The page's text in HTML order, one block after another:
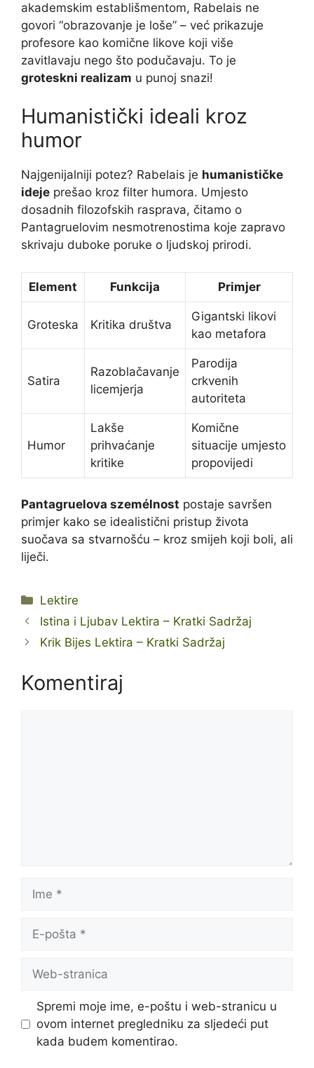
akademskim establišmentom, Rabelais ne
govori “obrazovanje je loše” – već prikazuje
profesore kao komične likove koji više
zavitlavaju nego što podučavaju. To je
groteskni realizam u punoj snazi!
Humanistički ideali kroz
humor
Najgenijalniji potez? Rabelais je humanističke
ideje prešao kroz filter humora. Umjesto
dosadnih filozofskih rasprava, čitamo o
Pantagruelovim nesmotrenostima koje zapravo
skrivaju duboke poruke o ljudskoj prirodi.
Element Funkcija Primjer
Groteska Kritika društva
Gigantski likovi
kao metafora
Satira
Razoblačavanje
licemjerja
Parodija
crkvenih
autoriteta
Humor
Lakše
prihvaćanje
kritike
Komične
situacije umjesto
propovijedi
Pantagruelova személnost postaje savršen
primjer kako se idealistični pristup života
suočava sa stvarnošću – kroz smijeh koji boli, ali
liječi.
Kategorije
Lektire
Istina i Ljubav Lektira – Kratki Sadržaj
Krik Bijes Lektira – Kratki Sadržaj
Komentiraj
pošta
stranica
Spremi moje ime, e-poštu i web-stranicu u
ovom internet pregledniku za sljedeći put
kada budem komentirao.